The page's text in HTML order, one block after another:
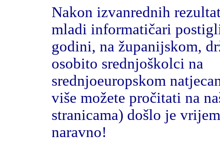
Nakon izvanrednih
mladi informatičari
godini, na županijskom,
osobito srednjoškolci na
srednjoeuropskom
više možete pročitati na
stranicama) došlo je
naravno!